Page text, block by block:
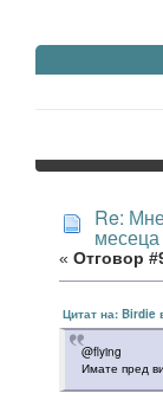
Re:
месеца
« Отговор
Цитат на: Birdie
@flying
Имате пред